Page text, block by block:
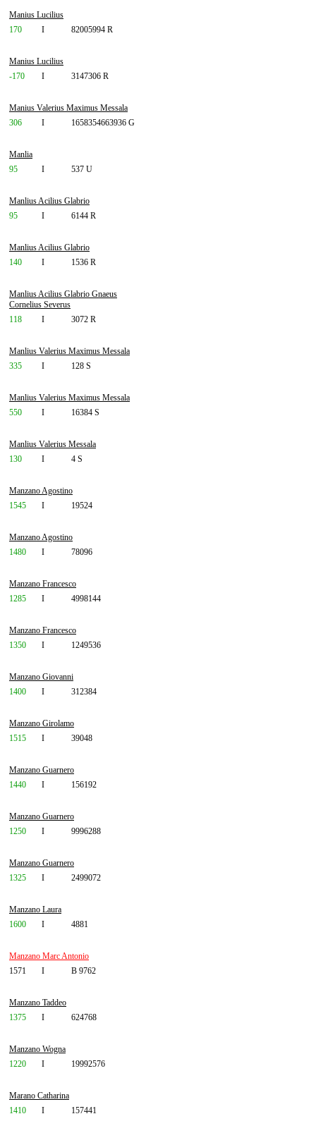
Manius Lucilius
170
I 82005994 R
Manius Lucilius
-170
I 3147306 R
Manius Valerius Maximus Messala
306
I 1658354663936 G
Manlia
95
I 537 U
Manlius Acilius Glabrio
95
I 6144 R
Manlius Acilius Glabrio
140
I 1536 R
Manlius Acilius Glabrio Gnaeus
Cornelius Severus
118
I 3072 R
Manlius Valerius Maximus Messala
335
I 128 S
Manlius Valerius Maximus Messala
550
I 16384 S
Manlius Valerius Messala
130
I 4 S
Manzano Agostino
1545
I 19524
Manzano Agostino
1480
I 78096
Manzano Francesco
1285
I 4998144
Manzano Francesco
1350
I 1249536
Manzano Giovanni
1400
I 312384
Manzano Girolamo
1515
I 39048
Manzano Guarnero
1440
I 156192
Manzano Guarnero
1250
I 9996288
Manzano Guarnero
1325
I 2499072
Manzano Laura
1600
I 4881
Manzano Marc Antonio
1571
I B 9762
Manzano Taddeo
1375
I 624768
Manzano Wogna
1220
I 19992576
Marano Catharina
1410
I 157441